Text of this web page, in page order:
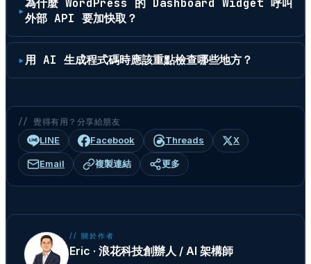
外部 API 要加快取？
用 AI 生成程式碼時應該重點檢查哪些地方？
// 覺得有用？分享給朋友
LINE Facebook Threads X
Email 複製連結 更多
// 關於作者
Eric · 浪花科技創辦人 / AI 架構師